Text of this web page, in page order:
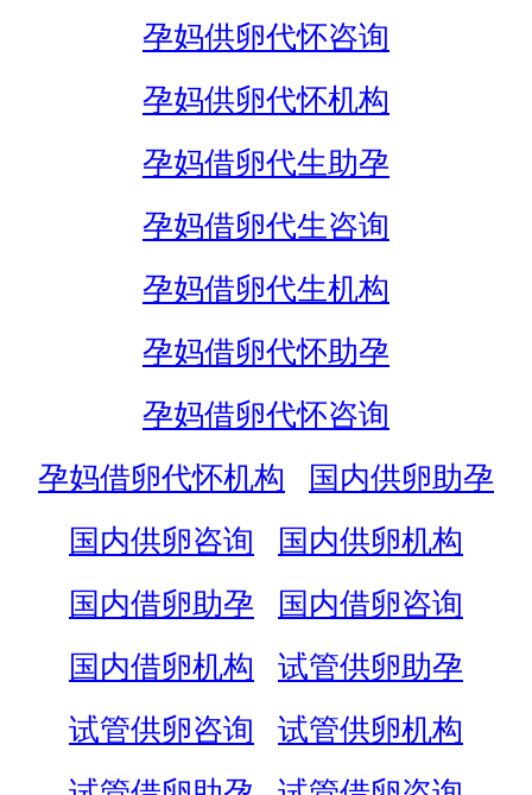
孕妈供卵代怀咨询
孕妈供卵代怀机构
孕妈借卵代生助孕
孕妈借卵代生咨询
孕妈借卵代生机构
孕妈借卵代怀助孕
孕妈借卵代怀咨询
孕妈借卵代怀机构
国内供卵助孕
国内供卵咨询
国内供卵机构
国内借卵助孕
国内借卵咨询
国内借卵机构
试管供卵助孕
试管供卵咨询
试管供卵机构